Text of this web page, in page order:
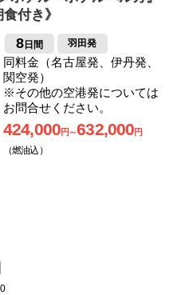
付き》
8日間 羽田発
同料金（名古屋発、伊丹発、
関空発）
※その他の空港発については
お問合せください。
424,000円～632,000円
（燃油込）